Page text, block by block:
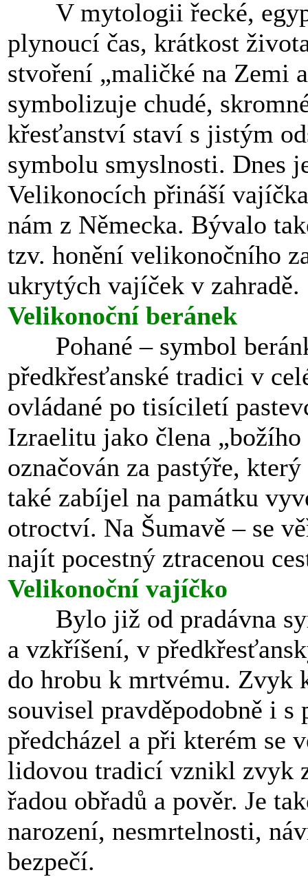
V mytologii řecké,
plynoucí čas, krátkost
stvoření „maličké na Zemi
symbolizuje chudé,
křesťanství staví s jistým
symbolu smyslnosti. Dnes
Velikonocích přináší
nám z Německa. Bývalo
tzv. honění velikonočního
ukrytých vajíček v zahradě.
Velikonoční beránek
Pohané – symbol
předkřesťanské tradici v
ovládané po tisíciletí
Izraelitu jako člena
označován za pastýře,
také zabíjel na památku
otroctví. Na Šumavě – se
najít pocestný ztracenou
Velikonoční vajíčko
Bylo již od pradávna
a vzkříšení, v
do hrobu k mrtvému. Zvyk
souvisel pravděpodobně i
předcházel a při kterém se
lidovou tradicí vznikl zvyk
řadou obřadů a pověr. Je
narození, nesmrtelnosti,
bezpečí.